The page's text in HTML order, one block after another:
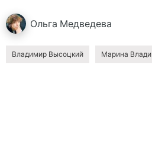
Ольга Медведева
Владимир Высоцкий Марина Влади